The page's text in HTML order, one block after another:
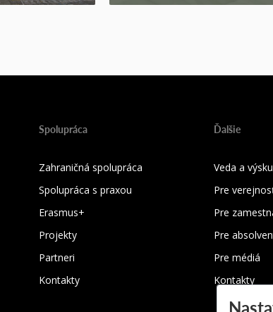
Spolupráca
Zahraničná spolupráca
Spolupráca s praxou
Erasmus+
Projekty
Partneri
Kontakty
Ďalšie
Veda a
Pre
Pre
Pre
Pre médiá
Kontakty